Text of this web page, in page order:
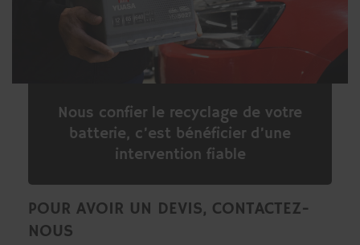
Nous confier le recyclage de votre
batterie, c’est bénéficier d’une
intervention fiable
POUR AVOIR UN DEVIS, CONTACTEZ-
NOUS